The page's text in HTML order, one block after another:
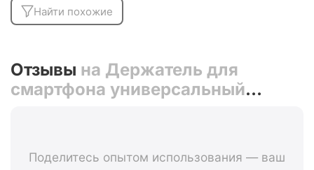
Найти похожие
Отзывы на Держатель для
смартфона универсальный
зелёный)
Поделитесь опытом использования — ваш